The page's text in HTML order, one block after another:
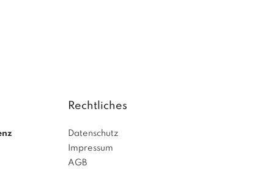
Rechtliches
Datenschutz
Impressum
AGB